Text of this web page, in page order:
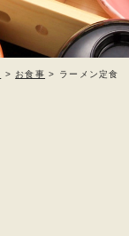
> お食事 > ラーメン定食